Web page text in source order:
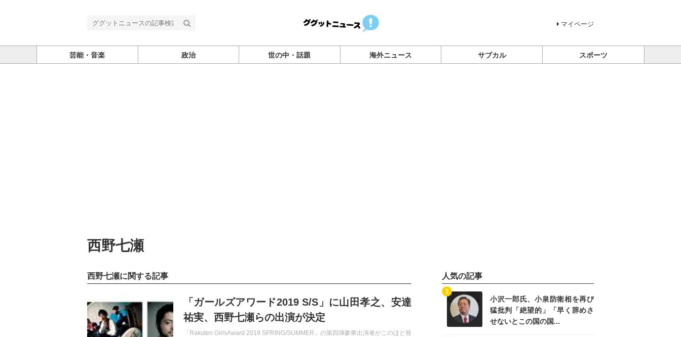
マイページ
芸能・音楽 政治 世の中・話題 海外ニュース サブカル スポーツ
西野七瀬
西野七瀬に関する記事
「ガールズアワード2019 S/S」に山田孝之、安達
祐実、西野七瀬らの出演が決定
「Rakuten GirlsAward 2019 SPRING/SUMMER」の第四弾豪華出演者がこのほど発
人気の記事
小沢一郎氏、小泉防衛相を再び
猛批判「絶望的」「早く辞めさ
せないとこの国の国...
1